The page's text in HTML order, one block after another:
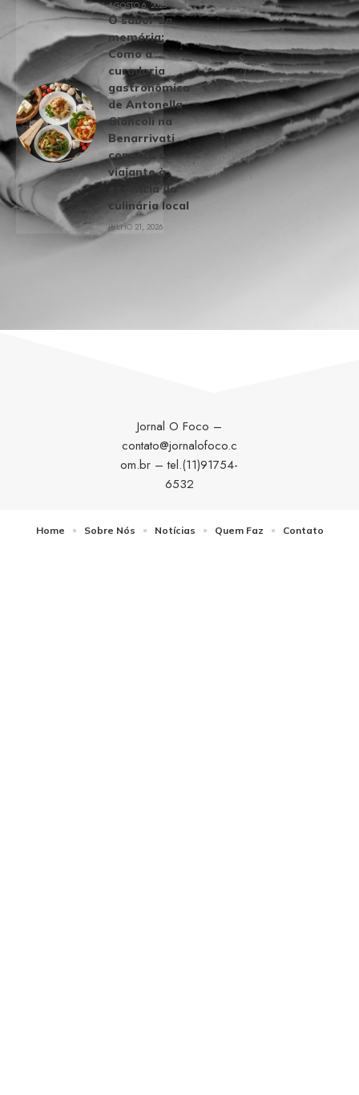
AGOSTO 6, 2026
O sabor da
memória:
Como a
curadoria
gastronômica
de Antonella
Giancoli na
Benarrivati
conecta o
viajante à
essência da
culinária local
JULHO 21, 2026
Jornal O Foco –
contato@jornalofoco.c
om.br – tel.(11)91754-
6532
Home Sobre Nós Notícias Quem Faz Contato